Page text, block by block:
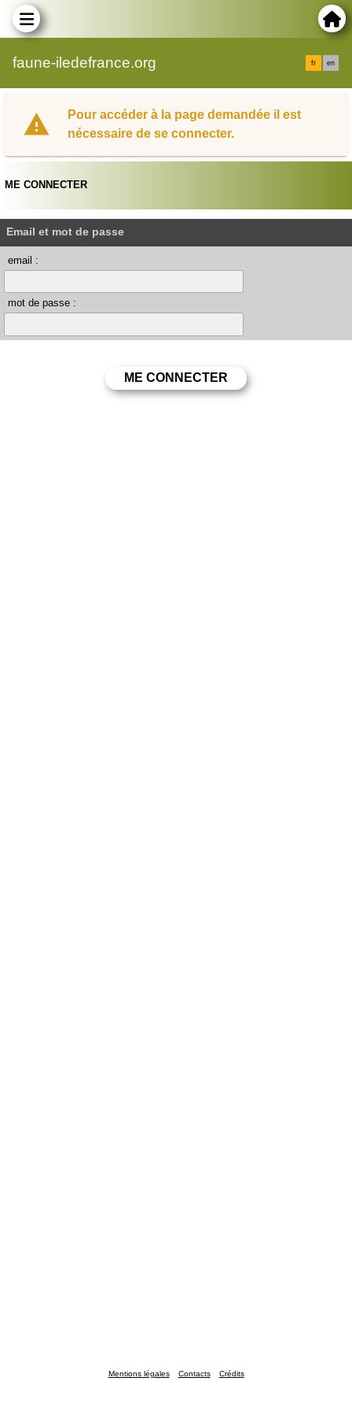
faune-iledefrance.org fr en
Pour accéder à la page demandée il est
nécessaire de se connecter.
ME CONNECTER
Email et mot de passe
email :
mot de passe :
Mentions légales Contacts Crédits